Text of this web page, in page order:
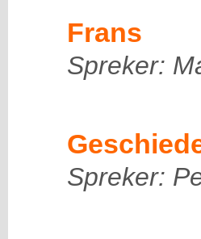
Frans
Spreker:
Spreker: